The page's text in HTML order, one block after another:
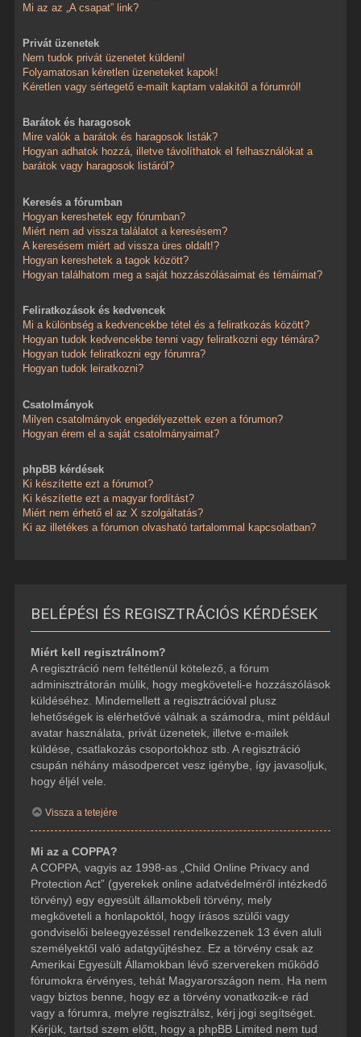
Mi az az „A csapat” link?
Privát üzenetek
Nem tudok privát üzenetet küldeni!
Folyamatosan kéretlen üzeneteket kapok!
Kéretlen vagy sértegető e-mailt kaptam valakitől a fórumról!
Barátok és haragosok
Mire valók a barátok és haragosok listák?
Hogyan adhatok hozzá, illetve távolíthatok el felhasználókat a
barátok vagy haragosok listáról?
Keresés a fórumban
Hogyan kereshetek egy fórumban?
Miért nem ad vissza találatot a keresésem?
A keresésem miért ad vissza üres oldalt!?
Hogyan kereshetek a tagok között?
Hogyan találhatom meg a saját hozzászólásaimat és témáimat?
Feliratkozások és kedvencek
Mi a különbség a kedvencekbe tétel és a feliratkozás között?
Hogyan tudok kedvencekbe tenni vagy feliratkozni egy témára?
Hogyan tudok feliratkozni egy fórumra?
Hogyan tudok leiratkozni?
Csatolmányok
Milyen csatolmányok engedélyezettek ezen a fórumon?
Hogyan érem el a saját csatolmányaimat?
phpBB kérdések
Ki készítette ezt a fórumot?
Ki készítette ezt a magyar fordítást?
Miért nem érhető el az X szolgáltatás?
Ki az illetékes a fórumon olvasható tartalommal kapcsolatban?
BELÉPÉSI ÉS REGISZTRÁCIÓS KÉRDÉSEK
Miért kell regisztrálnom?
A regisztráció nem feltétlenül kötelező, a fórum
adminisztrátorán múlik, hogy megköveteli-e hozzászólások
küldéséhez. Mindemellett a regisztrációval plusz
lehetőségek is elérhetővé válnak a számodra, mint például
avatar használata, privát üzenetek, illetve e-mailek
küldése, csatlakozás csoportokhoz stb. A regisztráció
csupán néhány másodpercet vesz igénybe, így javasoljuk,
hogy éljél vele.
Vissza a tetejére
Mi az a COPPA?
A COPPA, vagyis az 1998-as „Child Online Privacy and
Protection Act” (gyerekek online adatvédelméről intézkedő
törvény) egy egyesült államokbeli törvény, mely
megköveteli a honlapoktól, hogy írásos szülői vagy
gondviselői beleegyezéssel rendelkezzenek 13 éven aluli
személyektől való adatgyűjtéshez. Ez a törvény csak az
Amerikai Egyesült Államokban lévő szervereken működő
fórumokra érvényes, tehát Magyarországon nem. Ha nem
vagy biztos benne, hogy ez a törvény vonatkozik-e rád
vagy a fórumra, melyre regisztrálsz, kérj jogi segítséget.
Kérjük, tartsd szem előtt, hogy a phpBB Limited nem tud